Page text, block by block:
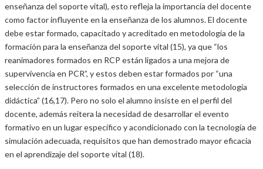
enseñanza del soporte vital), esto refleja la importancia del docente
como factor influyente en la enseñanza de los alumnos. El docente
debe estar formado, capacitado y acreditado en metodología de la
formación para la enseñanza del soporte vital (15), ya que “los
reanimadores formados en RCP están ligados a una mejora de
supervivencia en PCR”, y estos deben estar formados por “una
selección de instructores formados en una excelente metodología
didáctica” (16,17). Pero no solo el alumno insiste en el perfil del
docente, además reitera la necesidad de desarrollar el evento
formativo en un lugar específico y acondicionado con la tecnología de
simulación adecuada, requisitos que han demostrado mayor eficacia
en el aprendizaje del soporte vital (18).